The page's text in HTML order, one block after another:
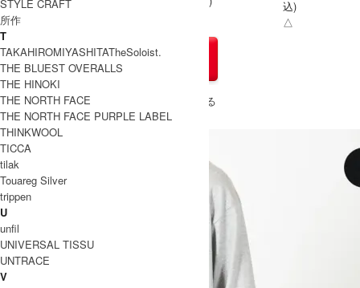
込)
△
» もうすこしPUMA (プーマ)のアイテムをみる
STYLE CRAFT
所作
T
TAKAHIROMIYASHITATheSoloist.
THE BLUEST OVERALLS
THE HINOKI
THE NORTH FACE
THE NORTH FACE PURPLE LABEL
THINKWOOL
TICCA
tilak
Touareg Silver
trippen
U
unfil
UNIVERSAL TISSU
UNTRACE
V